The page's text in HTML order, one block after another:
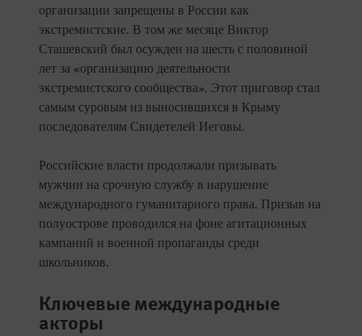
организации запрещены в России как
экстремистские. В том же месяце Виктор
Сташевский был осужден на шесть с половиной
лет за «организацию деятельности
экстремистского сообщества». Этот приговор стал
самым суровым из выносившихся в Крыму
последователям Свидетелей Иеговы.
Российские власти продолжали призывать
мужчин на срочную службу в нарушение
международного гуманитарного права. Призыв на
полуострове проводился на фоне агитационных
кампаний и военной пропаганды среди
школьников.
Ключевые международные
акторы